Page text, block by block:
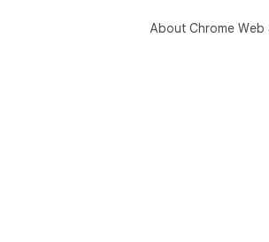
About Chrome Web